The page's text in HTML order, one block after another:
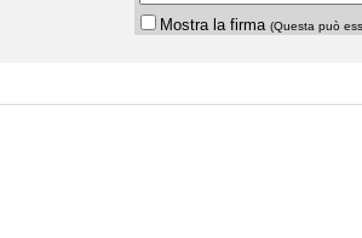
Mostra la firma (Questa può